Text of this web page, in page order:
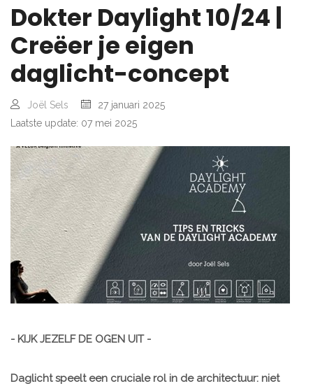
Dokter Daylight 10/24 |
Creëer je eigen
daglicht-concept
Joël Sels
27 januari 2025
Laatste update: 07 mei 2025
- KIJK JEZELF DE OGEN UIT -
Daglicht speelt een cruciale rol in de architectuur: niet